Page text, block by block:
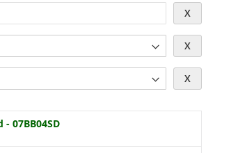
X
X
X
- 07BB04SD